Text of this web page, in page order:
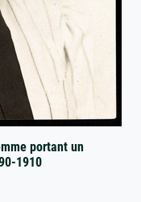
portant un
1910